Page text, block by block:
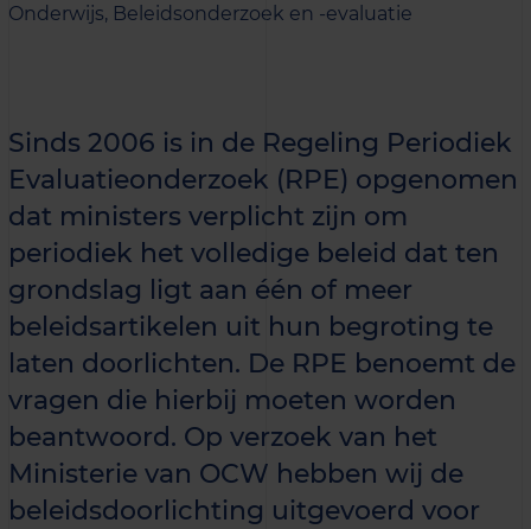
Onderwijs, Beleidsonderzoek en -evaluatie
Sinds 2006 is in de Regeling Periodiek
Evaluatieonderzoek (RPE) opgenomen
dat ministers verplicht zijn om
periodiek het volledige beleid dat ten
grondslag ligt aan één of meer
beleidsartikelen uit hun begroting te
laten doorlichten. De RPE benoemt de
vragen die hierbij moeten worden
beantwoord. Op verzoek van het
Ministerie van OCW hebben wij de
beleidsdoorlichting uitgevoerd voor